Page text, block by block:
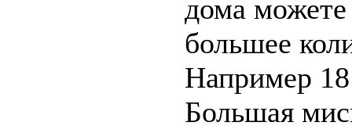
дома можете
большее
Например
Большая